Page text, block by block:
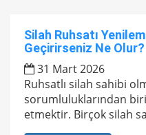
Silah Ruhsatı
Geçirirseniz Ne Olur?
31 Mart 2026
Ruhsatlı silah sahibi
sorumluluklarından
etmektir. Birçok silah